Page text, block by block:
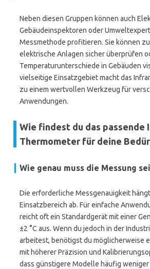
Neben diesen Gruppen können auch
Gebäudeinspektoren oder
Messmethode profitieren. Sie können
elektrische Anlagen sicher überprüfen
Temperaturunterschiede in Gebäuden
vielseitige Einsatzgebiet macht das
zu einem wertvollen Werkzeug für
Anwendungen.
Wie findest du das passende
Thermometer für deine
Wie genau muss die Messung
Die erforderliche Messgenauigkeit
Einsatzbereich ab. Für einfache
reicht oft ein Standardgerät mit einer
±2 °C aus. Wenn du jedoch in der
arbeitest, benötigst du möglicherweise
mit höherer Präzision und
dass günstigere Modelle häufig weniger